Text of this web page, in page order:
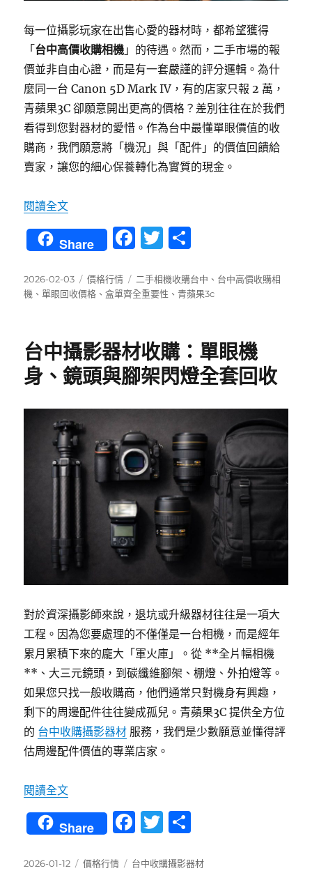
每一位攝影玩家在出售心愛的器材時，都希望獲得
「台中高價收購相機 」的待遇。然而，二手市場的報
價並非自由心證，而是有一套嚴謹的評分邏輯。為什
麼同一台 Canon 5D Mark IV，有的店家只報 2 萬，
青蘋果3C 卻願意開出更高的價格？差別往往在於我們
看得到您對器材的愛惜。作為台中最懂單眼價值的收
購商，我們願意將「機況」與「配件」的價值回饋給
賣家，讓您的細心保養轉化為實質的現金。
閱讀全文〈台中高價收購相機 揭密：3 個決定你單眼身價
Share
F
c
e
o
o
k
T
it
te
發
佈
2026-02-03
分
類
價格行情
標
籤
二手相機收購台中 、 台中高價收購相
機 、 單眼回收價格 、盒單齊全重要性 、青蘋果3c
台中攝影器材收購：單眼機
身、鏡頭與腳架閃燈全套回收
對於資深攝影師來說，退坑或升級器材往往是一項大
工程。因為您要處理的不僅僅是一台相機，而是經年
累月累積下來的龐大「軍火庫」。從 **全片幅相機
**、大三元鏡頭，到碳纖維腳架、棚燈、外拍燈等。
如果您只找一般收購商，他們通常只對機身有興趣，
剩下的周邊配件往往變成孤兒。青蘋果3C 提供全方位
的 台中收購攝影器材 服務，我們是少數願意並懂得評
估周邊配件價值的專業店家。
閱讀全文〈台中攝影器材收購：單眼機身、鏡頭與腳架閃
Share
F
c
T
it
發
2026-01-12
分
價格行情
標
台中收購攝影器材